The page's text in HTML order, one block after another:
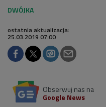
ostatnia aktualizacja:
25.03.2019 07:00
Obserwuj nas na
Google News